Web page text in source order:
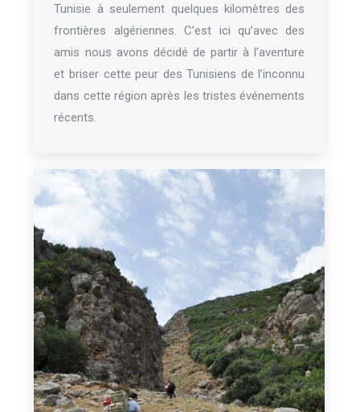
Tunisie à seulement quelques kilomètres des
frontières algériennes. C’est ici qu’avec des
amis nous avons décidé de partir à l’aventure
et briser cette peur des Tunisiens de l’inconnu
dans cette région après les tristes événements
récents.